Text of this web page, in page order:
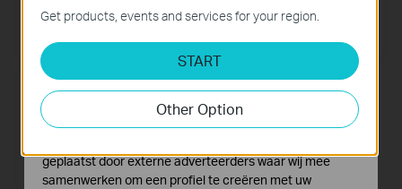
Get products, events and services for your region.
START
Other Option
website en kunnen niet worden uitgeschakeld.
Analyse en Marketing Cookies
Cookies voor analyse geven ons de mogelijkheid uw
activiteiten op onze website te volgen en zo de
functionaliteit van de website aan te passen en te
verbeteren.
geplaatst door externe adverteerders waar wij mee
samenwerken om een profiel te creëren met uw